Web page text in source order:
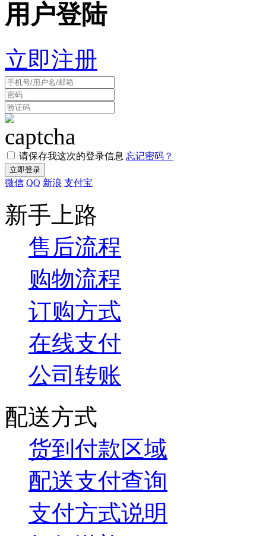
用户登陆
立即注册
请保存我这次的登录信息 忘记密码？
微信 QQ 新浪 支付宝
新手上路
售后流程
购物流程
订购方式
在线支付
公司转账
配送方式
货到付款区域
配送支付查询
支付方式说明